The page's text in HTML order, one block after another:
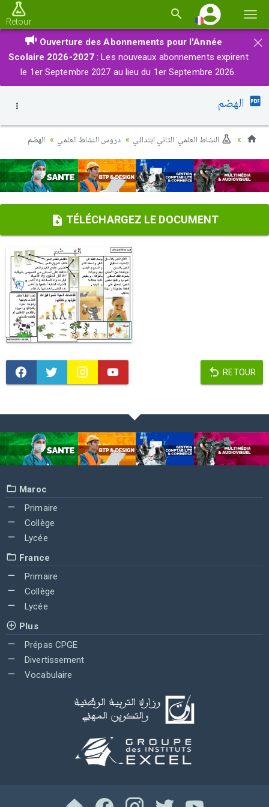
la
Retour
×
Ouverture des Abonnements pour l'Année
Scolaire 2026-2027 : Les nouveaux abonnements expirent
le 1er Septembre 2027 au lieu du 1er Septembre 2026.
الهضم
النشاط العلمي: الثاني ابتدائي دروس النشاط العلمي الهضم
TÉLÉCHARGEZ LE DOCUMENT
RETOUR
Maroc
Primaire
Collège
Lycée
France
Primaire
Collège
Lycée
Plus
Prépas CPGE
Divertissement
Vocabulaire